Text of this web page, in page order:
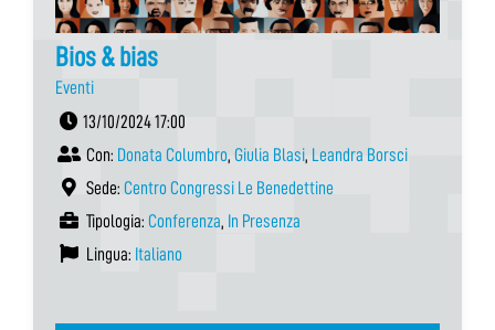
Bios & bias
Eventi
13/10/2024 17:00
Con: Donata Columbro, Giulia Blasi, Leandra Borsci
Sede: Centro Congressi Le Benedettine
Tipologia: Conferenza, In Presenza
Lingua: Italiano